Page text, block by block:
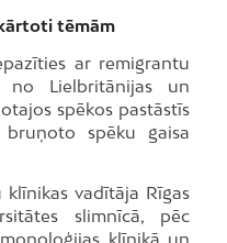
tēmām
ar remigrantu
no Lielbritānijas un
spēkos pastāstīs
bruņoto spēku gaisa
klīnikas vadītāja Rīgas
slimnīcā, pēc
klīnikā un